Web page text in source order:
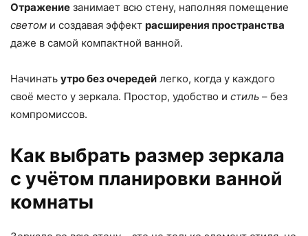
Отражение занимает всю стену, наполняя помещение
светом и создавая эффект расширения пространства
даже в самой компактной ванной.
Начинать утро без очередей легко, когда у каждого
своё место у зеркала. Простор, удобство и стиль – без
компромиссов.
Как выбрать размер зеркала
с учётом планировки ванной
комнаты